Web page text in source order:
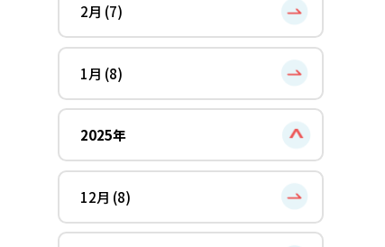
2月 (7)
1月 (8)
2025年
12月 (8)